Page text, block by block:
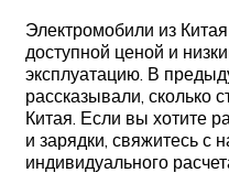
Электромобили из
доступной ценой и
эксплуатацию. В
рассказывали, сколько
Китая. Если вы хотите
и зарядки, свяжитесь
индивидуального